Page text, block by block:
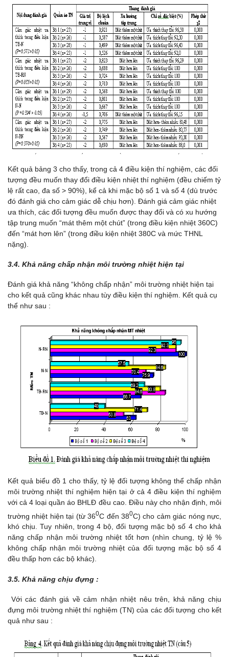
Kết quả bảng 3 cho thấy, trong cả 4 điều kiện thí nghiệm, các đối
tượng đều muốn thay đổi điều kiện nhiệt thí nghiệm (đều chiếm tỷ
lệ rất cao, đa số > 90%), kể cả khi mặc bộ số 1 và số 4 (dù trước
đó đánh giá cho cảm giác dễ chịu hơn). Đánh giá cảm giác nhiệt
ưa thích, các đối tượng đều muốn được thay đổi và có xu hướng
tập trung muốn “mát thêm một chút” (trong điều kiện nhiệt 360C)
đến “mát hơn lên” (trong điều kiện nhiệt 380C và mức THNL
nặng).
3.4. Khả năng chấp nhận môi trường nhiệt hiện tại
Đánh giá khả năng “không chấp nhận” môi trường nhiệt hiện tại
cho kết quả cũng khác nhau tùy điều kiện thí nghiệm. Kết quả cụ
thể như sau :
Kết quả biểu đồ 1 cho thấy, tỷ lệ đối tượng không thể chấp nhận
môi trường nhiệt thí nghiệm hiện tại ở cả 4 điều kiện thí nghiệm
với cả 4 loại quần áo BHLĐ đều cao. Điều này cho nhận định, môi
trường nhiệt hiện tại (từ 360C đến 380C) cho cảm giác nóng nực,
khó chịu. Tuy nhiên, trong 4 bộ, đối tượng mặc bộ số 4 cho khả
năng chấp nhận môi trường nhiệt tốt hơn (nhìn chung, tỷ lệ %
không chấp nhận môi trường nhiệt của đối tượng mặc bộ số 4
đều thấp hơn các bộ khác).
3.5. Khả năng chịu đựng :
Với các đánh giá về cảm nhận nhiệt nêu trên, khả năng chịu
đựng môi trường nhiệt thí nghiệm (TN) của các đối tượng cho kết
quả như sau :